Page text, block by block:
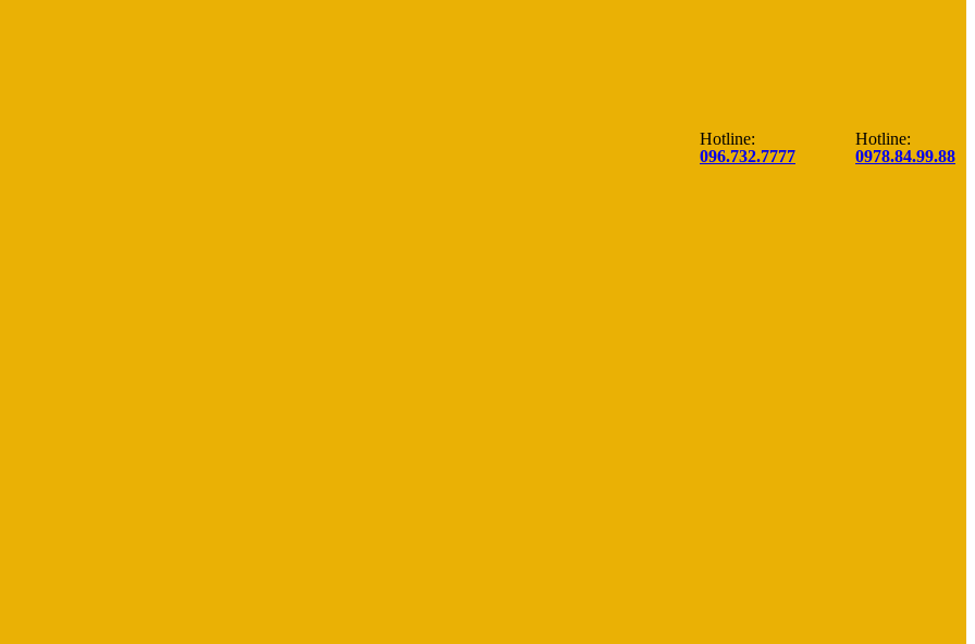
Hotline:
096.732.7777
Hotline:
0978.84.99.88